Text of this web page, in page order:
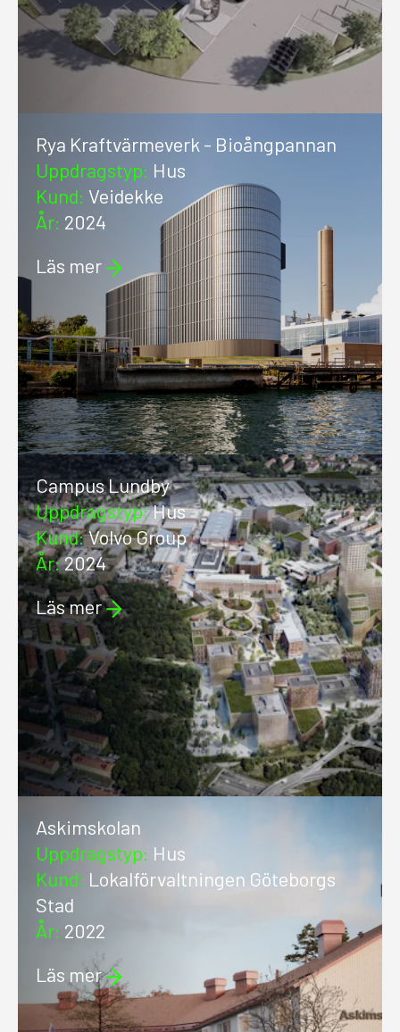
Rya Kraftvärmeverk - Bioångpannan
Uppdragstyp: Hus
Kund: Veidekke
År: 2024
Läs mer
Campus Lundby
Uppdragstyp:Hus
Kund:Volvo Group
År:2024
Läs mer
Askimskolan
Uppdragstyp: Hus
Kund: Lokalförvaltningen Göteborgs
Stad
År: 2022
Läs mer